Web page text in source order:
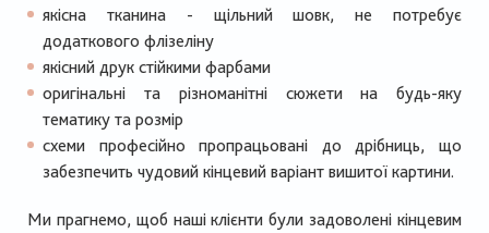
якісна тканина - щільний шовк, не потребує
додаткового флізеліну
якісний друк стійкими фарбами
оригінальні та різноманітні сюжети на будь-яку
тематику та розмір
схеми професійно пропрацьовані до дрібниць, що
забезпечить чудовий кінцевий варіант вишитої картини.
Ми прагнемо, щоб наші клієнти були задоволені кінцевим